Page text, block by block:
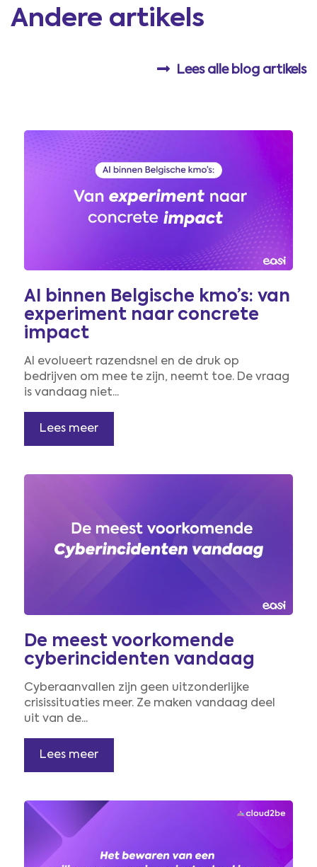
Andere artikels
Lees alle blog artikels
AI binnen Belgische kmo’s: van
experiment naar concrete
impact
AI evolueert razendsnel en de druk op
bedrijven om mee te zijn, neemt toe. De vraag
is vandaag niet...
Lees meer
De meest voorkomende
cyberincidenten vandaag
Cyberaanvallen zijn geen uitzonderlijke
crisissituaties meer. Ze maken vandaag deel
uit van de...
Lees meer